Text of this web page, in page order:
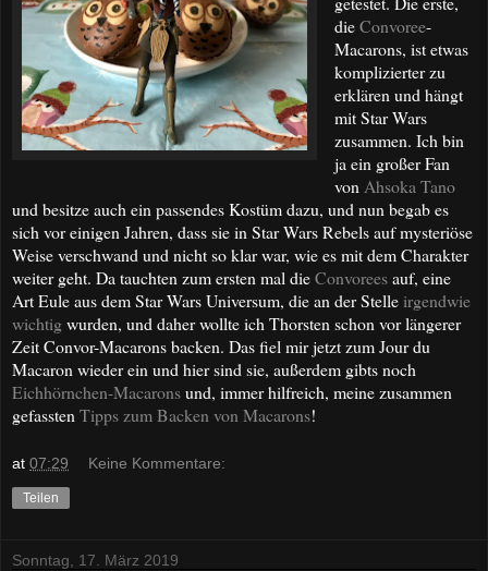
dieConvoree-
Macarons, ist etwas
komplizierter zu
erklären und hängt
mit Star Wars
zusammen. Ich bin
ja ein großer Fan
vonAhsoka Tano
und besitze auch ein passendes Kostüm dazu, und nun begab es
sich vor einigen Jahren, dass sie in Star Wars Rebels auf mysteriöse
Weise verschwand und nicht so klar war, wie es mit dem Charakter
weiter geht. Da tauchten zum ersten mal dieConvoreesauf, eine
Art Eule aus dem Star Wars Universum, die an der Stelle irgendwie
wichtigwurden, und daher wollte ich Thorsten schon vor längerer
Zeit Convor-Macarons backen. Das fiel mir jetzt zum Jour du
Macaron wieder ein und hier sind sie, außerdem gibts noch
Eichhörnchen-Macaronsund, immer hilfreich, meine zusammen
gefasstenTipps zum Backen von Macarons!
at 07:29 Keine Kommentare:
Teilen
Sonntag, 17. März 2019